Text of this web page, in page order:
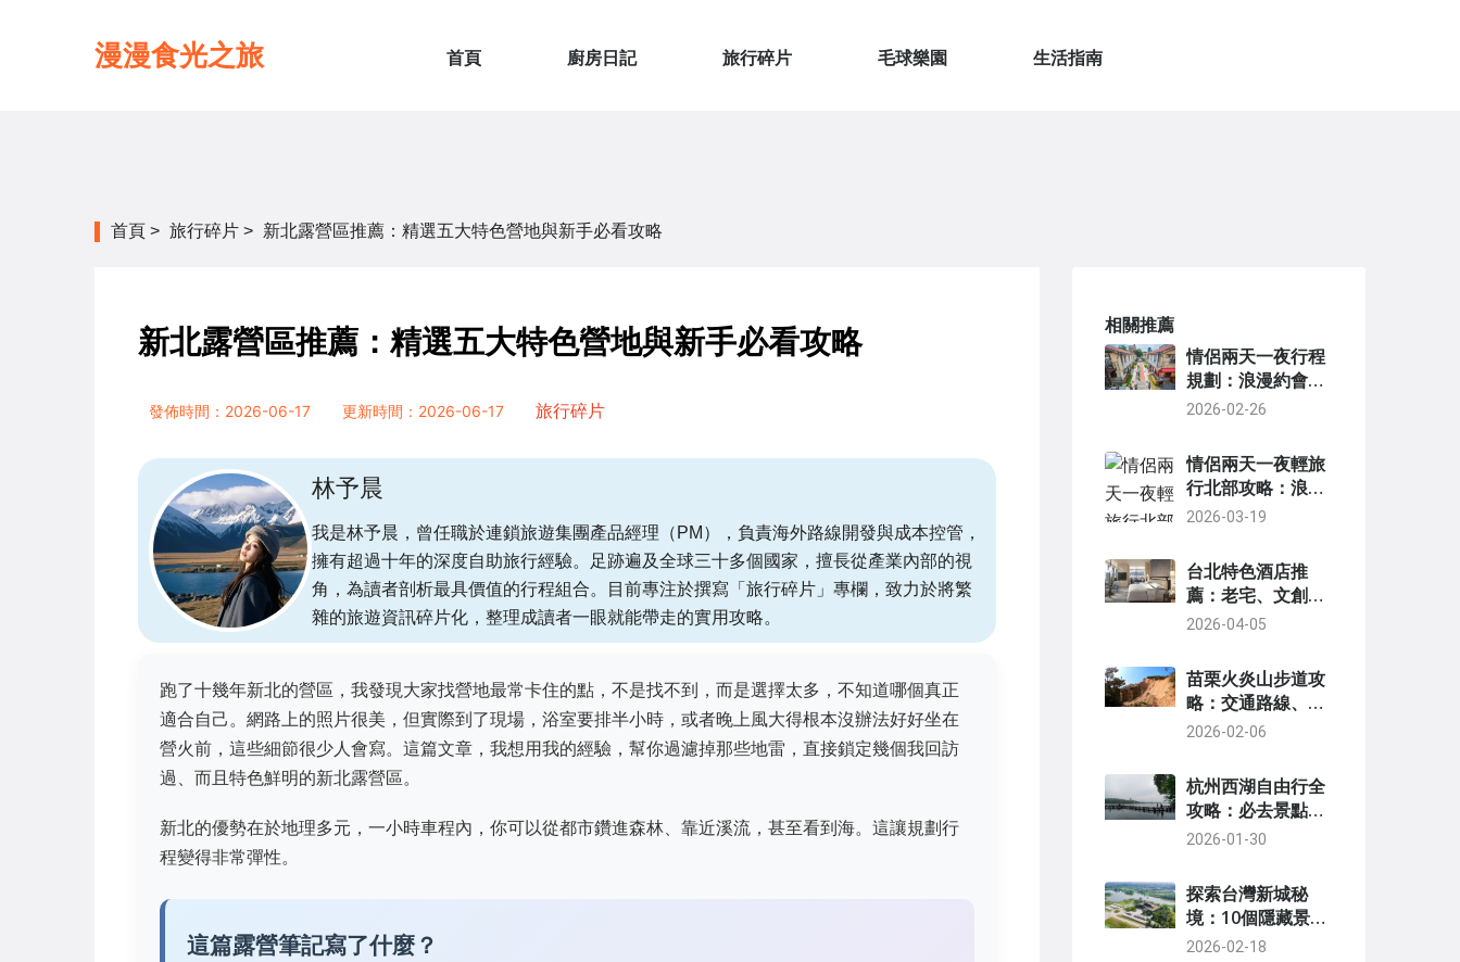
漫漫食光之旅 首頁 廚房日記 旅行碎片 毛球樂園 生活指南
首頁 > 旅行碎片 > 新北露營區推薦：精選五大特色營地與新手必看攻略
新北露營區推薦：精選五大特色營地與新手必看攻略
發佈時間：2026-06-17 更新時間：2026-06-17 旅行碎片
林予晨
我是林予晨，曾任職於連鎖旅遊集團產品經理（PM），負責海外路線開發與成本控管，
擁有超過十年的深度自助旅行經驗。足跡遍及全球三十多個國家，擅長從產業內部的視
角，為讀者剖析最具價值的行程組合。目前專注於撰寫「旅行碎片」專欄，致力於將繁
雜的旅遊資訊碎片化，整理成讀者一眼就能帶走的實用攻略。
跑了十幾年新北的營區，我發現大家找營地最常卡住的點，不是找不到，而是選擇太多，不知道哪個真正
適合自己。網路上的照片很美，但實際到了現場，浴室要排半小時，或者晚上風大得根本沒辦法好好坐在
營火前，這些細節很少人會寫。這篇文章，我想用我的經驗，幫你過濾掉那些地雷，直接鎖定幾個我回訪
過、而且特色鮮明的新北露營區。
新北的優勢在於地理多元，一小時車程內，你可以從都市鑽進森林、靠近溪流，甚至看到海。這讓規劃行
程變得非常彈性。
這篇露營筆記寫了什麼？
相關推薦
情侶兩天一夜行程
規劃：浪漫約會景
點、美食與住宿全
2026-02-26
情侶兩天一夜輕旅
行北部攻略：浪漫
行程、私房景點與
2026-03-19
台北特色酒店推
薦：老宅、文創、
設計旅宿深度體驗
2026-04-05
苗栗火炎山步道攻
略：交通路線、必
看景點與新手注意
2026-02-06
杭州西湖自由行全
攻略：必去景點、
交通美食與行程規
2026-01-30
探索台灣新城秘
境：10個隱藏景點
完整攻略與交通指
2026-02-18